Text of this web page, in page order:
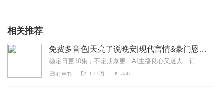
相关推荐
免费多音色|天亮了说晚安|现代言情&豪门恩怨&未婚先孕&总裁&首席&腹黑&强强
稳定日更10集，不定期爆更，AI主播良心又迷人，订阅追更不迷路！【内容简介】钟家大小姐，被人设计陷害家破人亡。她以前幻想过一家三口的幸福生活，却没想到，怀着孕的...
有声书 1.11万 336